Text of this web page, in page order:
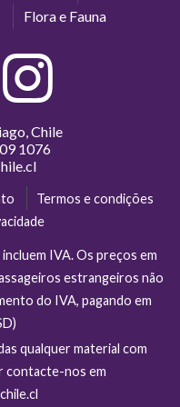
Flora e Fauna
Chile
1076
Termos e condições
IVA. Os preços em
estrangeiros não
do IVA, pagando em
qualquer material com
contacte-nos em